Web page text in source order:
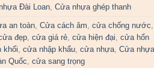
Đài Loan,Cửa nhựa ghép thanh
an toàn,Cửa cách âm,cửa chống nước,
đẹp,cửa giá rẻ,cửa hiện đại,cửa hổn
khối,cửa nhập khẩu,cửa nhựa,Cửa
Quốc,cửa sang trọng